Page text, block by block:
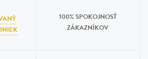
100% SPOKOJNOSŤ
ZÁKAZNÍKOV